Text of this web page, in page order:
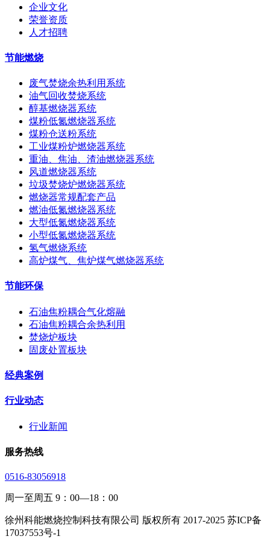
企业文化
荣誉资质
人才招聘
节能燃烧
废气焚烧余热利用系统
油气回收焚烧系统
醇基燃烧器系统
煤粉低氮燃烧器系统
煤粉仓送粉系统
工业煤粉炉燃烧器系统
重油、焦油、渣油燃烧器系统
风道燃烧器系统
垃圾焚烧炉燃烧器系统
燃烧器常规配套产品
燃油低氮燃烧器系统
大型低氮燃烧器系统
小型低氮燃烧器系统
氢气燃烧系统
高炉煤气、焦炉煤气燃烧器系统
节能环保
石油焦粉耦合气化熔融
石油焦粉耦合余热利用
焚烧炉板块
固废处置板块
经典案例
行业动态
行业新闻
服务热线
0516-83056918
周一至周五 9：00—18：00
徐州科能燃烧控制科技有限公司 版权所有 2017-2025 苏ICP备
17037553号-1